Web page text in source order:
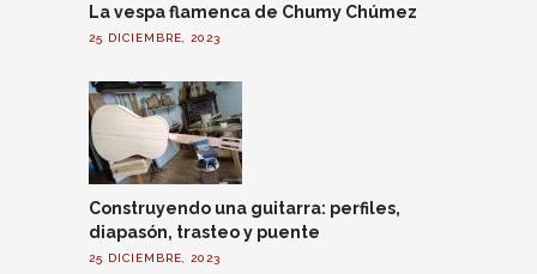
La vespa flamenca de Chumy Chúmez
25 DICIEMBRE, 2023
Construyendo una guitarra: perfiles,
diapasón, trasteo y puente
25 DICIEMBRE, 2023